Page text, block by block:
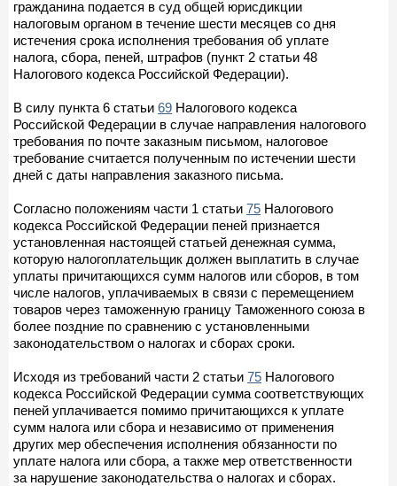
гражданина подается в суд общей юрисдикции
налоговым органом в течение шести месяцев со дня
истечения срока исполнения требования об уплате
налога, сбора, пеней, штрафов (пункт 2 статьи 48
Налогового кодекса Российской Федерации).
В силу пункта 6 статьи 69 Налогового кодекса
Российской Федерации в случае направления налогового
требования по почте заказным письмом, налоговое
требование считается полученным по истечении шести
дней с даты направления заказного письма.
Согласно положениям части 1 статьи 75 Налогового
кодекса Российской Федерации пеней признается
установленная настоящей статьей денежная сумма,
которую налогоплательщик должен выплатить в случае
уплаты причитающихся сумм налогов или сборов, в том
числе налогов, уплачиваемых в связи с перемещением
товаров через таможенную границу Таможенного союза в
более поздние по сравнению с установленными
законодательством о налогах и сборах сроки.
Исходя из требований части 2 статьи 75 Налогового
кодекса Российской Федерации сумма соответствующих
пеней уплачивается помимо причитающихся к уплате
сумм налога или сбора и независимо от применения
других мер обеспечения исполнения обязанности по
уплате налога или сбора, а также мер ответственности
за нарушение законодательства о налогах и сборах.